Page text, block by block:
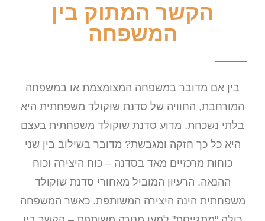
הקשר המתוק בין
המשפחה
בין אם מדובר במשפחה המצומצמת או במשפחה
המורחבת, החוויה של סדנת שוקולד משפחתית היא
בלתי נשכחת. מדוע סדנת שוקולד משפחתית בעצם
היא כל כך חזקה ומגבשת? מדובר בשילוב בין שני
כוחות מרכזיים מאד בסדנה – כוח היצירה וכוח
ההנאה. הרעיון המוביל מאחורי סדנת שוקולד
משפחתית הינה היצירה המשותפת. כאשר המשפחה